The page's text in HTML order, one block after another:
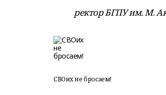
ректор БГПУ им. М.
СВОих не бросаем!